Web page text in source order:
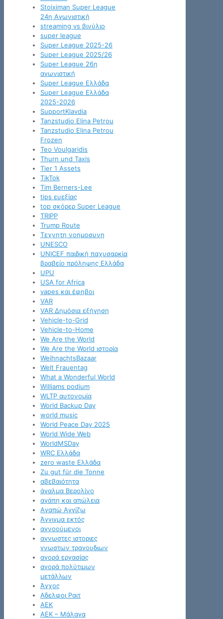
Stoiximan Super League
24η Αγωνιστική
streaming vs βινύλιο
super league
Super League 2025-26
Super League 2025/26
Super League 26η
αγωνιστική
Super League Ελλάδα
Super League Ελλάδα
2025-2026
SupportKlavdia
Tanzstudio Elina Petrou
Tanzstudio Elina Petrou
Frozen
Teo Voulgaridis
Thurn und Taxis
Tier 1 Assets
TikTok
Tim Berners-Lee
tips ευεξίας
top σκόρερ Super League
TRIPP
Trump Route
Tεχνητη νοημοσυνη
UNESCO
UNICEF παιδική παχυσαρκία
βραβείο πρόληψης Ελλάδα
UPU
USA for Africa
vapes και έφηβοι
VAR
VAR Δημόσια εξήγηση
Vehicle-to-Grid
Vehicle-to-Home
We Are the World
We Are the World ιστορία
WeihnachtsBazaar
Welt Frauentag
What a Wonderful World
Williams podium
WLTP αυτονομία
World Backup Day
world music
World Peace Day 2025
World Wide Web
WorldMSDay
WRC Ελλάδα
zero waste Ελλάδα
Zu gut für die Tonne
αβεβαιότητα
άγαλμα Βερολίνο
αγάπη και απώλεια
Αγαπώ Αγγίζω
Άγγιγμα εκτός
αγνοούμενοι
αγνωστες ιστοριες
γνωστων τραγουδιων
αγορά εργασίας
αγορά πολύτιμων
μετάλλων
Άγχος
Αδελφοι Ραιτ
ΑΕΚ
ΑΕΚ – Μάλαγα